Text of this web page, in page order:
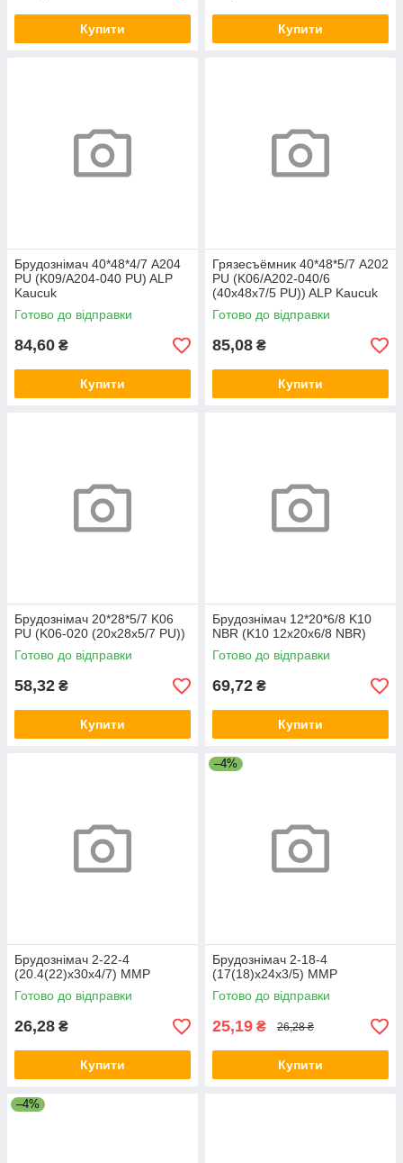
Купити Купити
Брудознімач 40*48*4/7 A204
PU (K09/A204-040 PU) ALP
Kaucuk
Готово до відправки
84,60 ₴
Купити
Грязесъёмник 40*48*5/7 A202
PU (K06/A202-040/6
(40х48х7/5 PU)) ALP Kaucuk
Готово до відправки
85,08 ₴
Купити
Брудознімач 20*28*5/7 K06
PU (K06-020 (20х28х5/7 PU))
Готово до відправки
58,32 ₴
Купити
Брудознімач 12*20*6/8 K10
NBR (K10 12x20x6/8 NBR)
Готово до відправки
69,72 ₴
Купити
Брудознімач 2-22-4
(20.4(22)х30х4/7) ММР
Готово до відправки
26,28 ₴
Купити
–4%
Брудознімач 2-18-4
(17(18)х24х3/5) ММР
Готово до відправки
25,19 ₴ 26,28 ₴
Купити
–4%